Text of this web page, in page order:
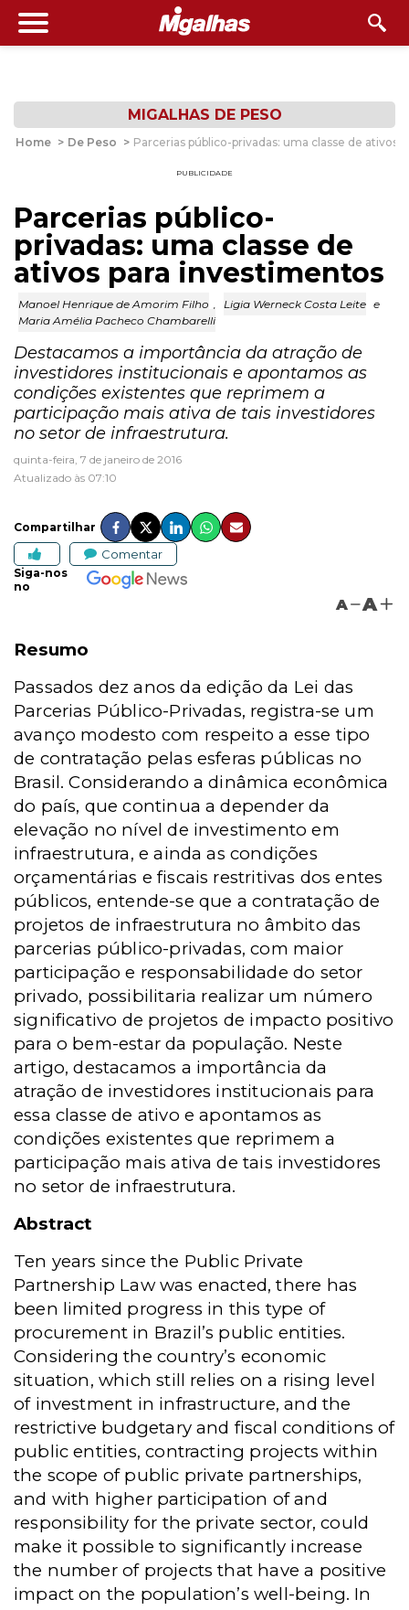
MIGALHAS DE PESO
Home > De Peso > Parcerias público-privadas: uma classe de ativos
PUBLICIDADE
Parcerias público-
privadas: uma classe de
ativos para investimentos
Manoel Henrique de Amorim Filho , Ligia Werneck Costa Leite e
Maria Amélia Pacheco Chambarelli
Destacamos a importância da atração de
investidores institucionais e apontamos as
condições existentes que reprimem a
participação mais ativa de tais investidores
no setor de infraestrutura.
quinta-feira, 7 de janeiro de 2016
Atualizado às 07:10
Compartilhar
Comentar
Siga-nos
no
A A
Resumo
Passados dez anos da edição da Lei das
Parcerias Público-Privadas, registra-se um
avanço modesto com respeito a esse tipo
de contratação pelas esferas públicas no
Brasil. Considerando a dinâmica econômica
do país, que continua a depender da
elevação no nível de investimento em
infraestrutura, e ainda as condições
orçamentárias e fiscais restritivas dos entes
públicos, entende-se que a contratação de
projetos de infraestrutura no âmbito das
parcerias público-privadas, com maior
participação e responsabilidade do setor
privado, possibilitaria realizar um número
significativo de projetos de impacto positivo
para o bem-estar da população. Neste
artigo, destacamos a importância da
atração de investidores institucionais para
essa classe de ativo e apontamos as
condições existentes que reprimem a
participação mais ativa de tais investidores
no setor de infraestrutura.
Abstract
Ten years since the Public Private
Partnership Law was enacted, there has
been limited progress in this type of
procurement in Brazil’s public entities.
Considering the country’s economic
situation, which still relies on a rising level
of investment in infrastructure, and the
restrictive budgetary and fiscal conditions of
public entities, contracting projects within
the scope of public private partnerships,
and with higher participation of and
responsibility for the private sector, could
make it possible to significantly increase
the number of projects that have a positive
impact on the population’s well-being. In